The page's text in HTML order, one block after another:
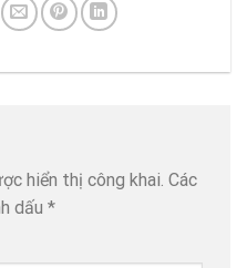
hiển thị công khai. Các
dấu *